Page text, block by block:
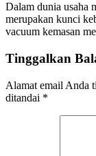
Dalam dunia usaha
merupakan kunci
vacuum kemasan
Tinggalkan
Alamat email Anda
ditandai *